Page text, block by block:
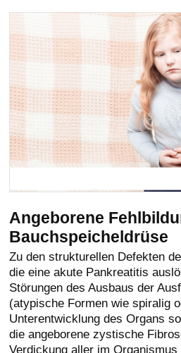
Angeborene
Bauchspeicheldrüse
Zu den strukturellen Defekten
die eine akute Pankreatitis
Störungen des Ausbaus der
(atypische Formen wie spiralig
Unterentwicklung des Organs
die angeborene zystische
Verdickung aller im